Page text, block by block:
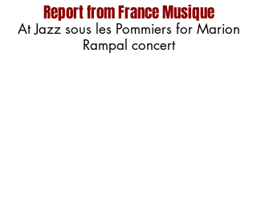
Report from France Musique
At Jazz sous les Pommiers for Marion
Rampal concert